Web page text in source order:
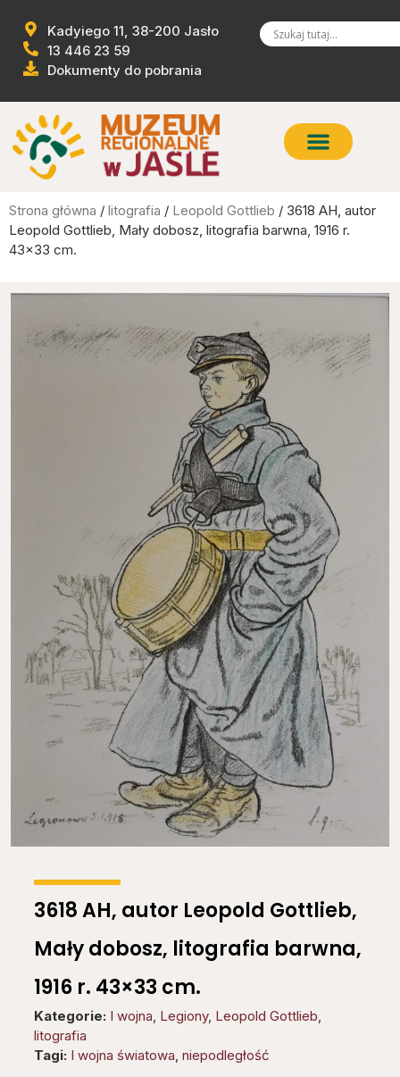
Kadyiego 11, 38-200 Jasło
13 446 23 59
Dokumenty do pobrania
Strona główna / litografia / Leopold Gottlieb / 3618 AH, autor
Leopold Gottlieb, Mały dobosz, litografia barwna, 1916 r.
43×33 cm.
3618 AH, autor Leopold Gottlieb,
Mały dobosz, litografia barwna,
1916 r. 43×33 cm.
Kategorie: I wojna Legiony, Leopold Gottlieb
litografia
Tagi: I wojna światowa niepodległość